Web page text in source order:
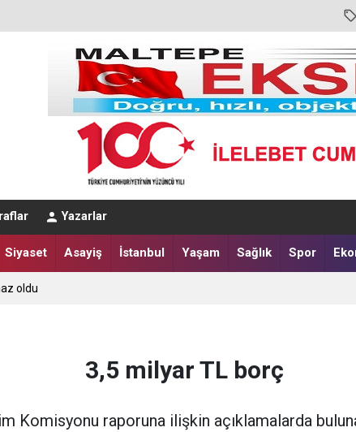
Yazarlar
Siyaset Asayiş İstanbul Yaşam Sağlık Spor
oldu
3,5 milyar TL borç
Komisyonu raporuna ilişkin açıklamalarda